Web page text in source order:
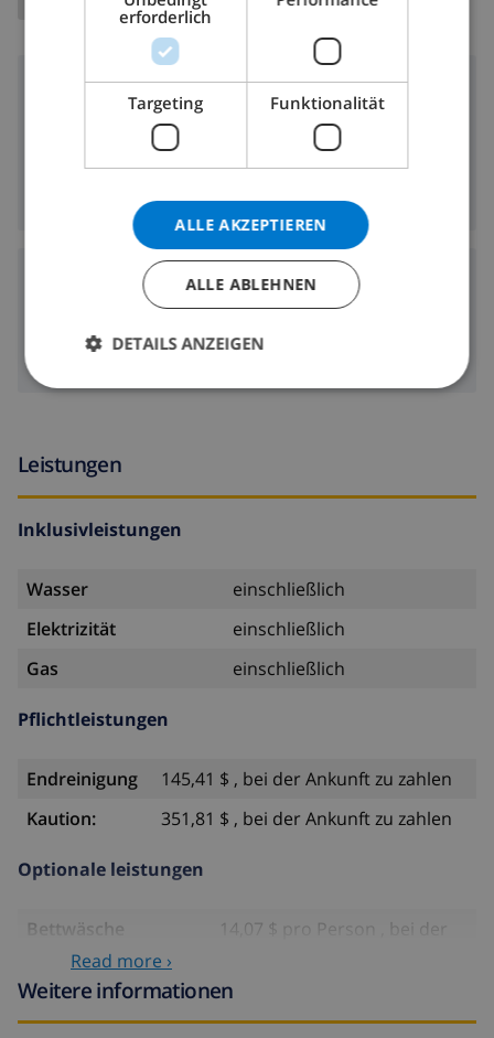
Umgebung
Entfernung zum Strand:
Entfernung zu den Geschäften:
Flughäfen:
Valencia:
Leistungen
Inklusivleistungen
Wasser
einschließlich
Elektrizität
einschließlich
Gas
einschließlich
Pflichtleistungen
Endreinigung
145,41 $ , bei der Ankunft zu zahlen
Kaution:
351,81 $ , bei der Ankunft zu zahlen
Optionale leistungen
Bettwäsche
14,07 $ pro Person , bei der
Babybett
41,04 $ , bei der Ankunft zu
Read more ›
Weitere informationen
NORWEGIAN
erforderlich
Targeting Funktionalität
ALLE AKZEPTIEREN
ALLE ABLEHNEN
DETAILS ANZEIGEN